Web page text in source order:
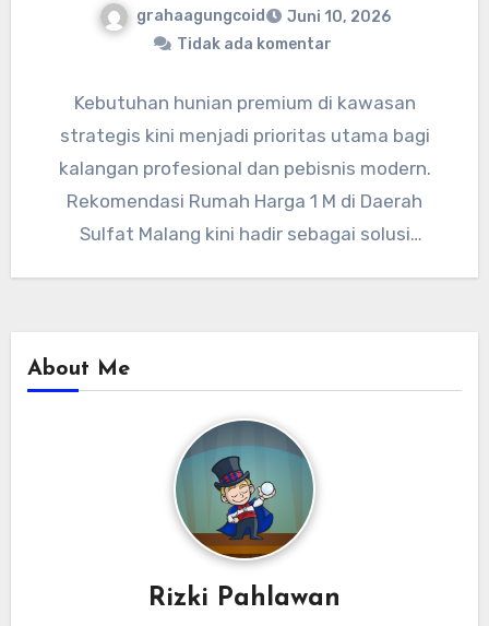
grahaagungcoid
Juni 10, 2026
Tidak ada komentar
Kebutuhan hunian premium di kawasan
strategis kini menjadi prioritas utama bagi
kalangan profesional dan pebisnis modern.
Rekomendasi Rumah Harga 1 M di Daerah
Sulfat Malang kini hadir sebagai solusi
About Me
Rizki Pahlawan